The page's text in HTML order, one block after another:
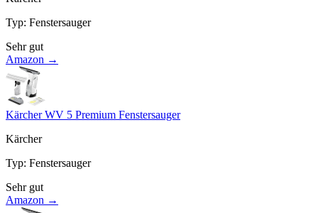
Typ: Fenstersauger
Sehr gut
Amazon →
Kärcher WV 5 Premium Fenstersauger
Kärcher
Typ: Fenstersauger
Sehr gut
Amazon →